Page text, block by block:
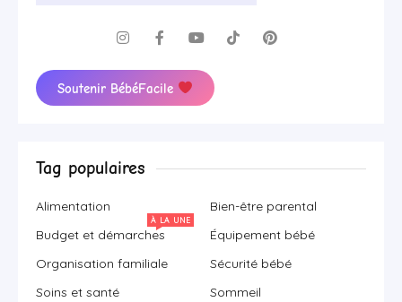
Soutenir BébéFacile
Tag populaires
Alimentation
Bien-être parental
Budget et démarches
À LA UNE
Équipement bébé
Organisation familiale
Sécurité bébé
Soins et santé
Sommeil